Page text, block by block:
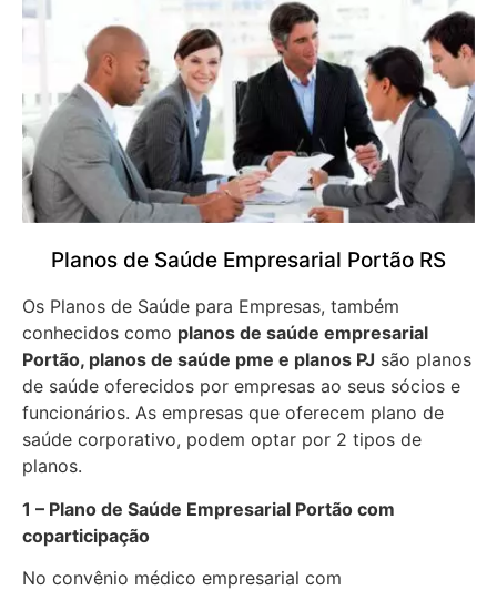
Planos de Saúde Empresarial Portão RS
Os Planos de Saúde para Empresas, também
conhecidos como planos de saúde empresarial
Portão, planos de saúde pme e planos PJ são planos
de saúde oferecidos por empresas ao seus sócios e
funcionários. As empresas que oferecem plano de
saúde corporativo, podem optar por 2 tipos de
planos.
1 – Plano de Saúde Empresarial Portão com
coparticipação
No convênio médico empresarial com